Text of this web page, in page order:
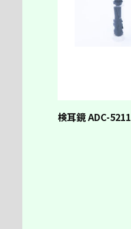
検耳鏡 ADC-5211